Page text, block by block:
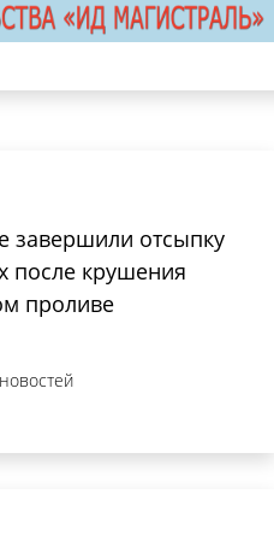
завершили отсыпку
после крушения
проливе